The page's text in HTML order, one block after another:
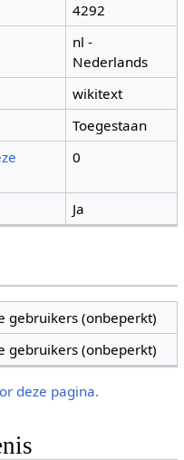
4292
nl -
Nederlands
wikitext
Toegestaan
0
Ja
gebruikers (onbeperkt)
gebruikers (onbeperkt)
deze pagina.